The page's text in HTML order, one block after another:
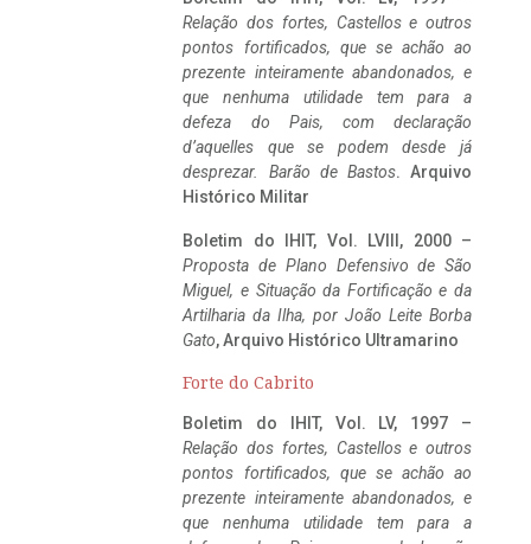
Relação dos fortes, Castellos e outros
pontos fortificados, que se achão ao
prezente inteiramente abandonados, e
que nenhuma utilidade tem para a
defeza do Pais, com declaração
d’aquelles que se podem desde já
desprezar. Barão de Bastos. Arquivo
Histórico Militar
Boletim do IHIT, Vol. LVIII, 2000 –
Proposta de Plano Defensivo de São
Miguel, e Situação da Fortificação e da
Artilharia da Ilha, por João Leite Borba
Gato, Arquivo Histórico Ultramarino
Forte do Cabrito
Boletim do IHIT, Vol. LV, 1997 –
Relação dos fortes, Castellos e outros
pontos fortificados, que se achão ao
prezente inteiramente abandonados, e
que nenhuma utilidade tem para a